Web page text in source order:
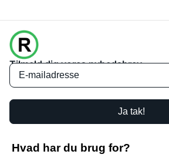
Tilmeld dig vores nyhedsbrev
Ja tak!
Hvad har du brug for?